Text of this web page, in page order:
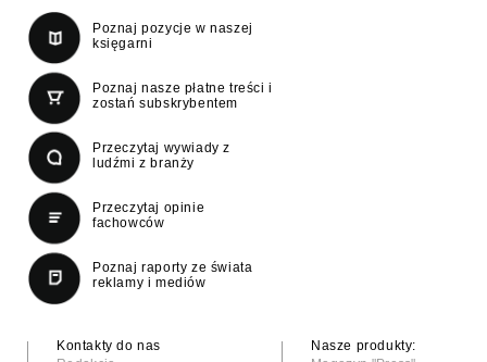
Poznaj pozycje w naszej
księgarni
Poznaj nasze płatne treści i
zostań subskrybentem
Przeczytaj wywiady z
ludźmi z branży
Przeczytaj opinie
fachowców
Poznaj raporty ze świata
reklamy i mediów
Kontakty do nas
Nasze produkty: